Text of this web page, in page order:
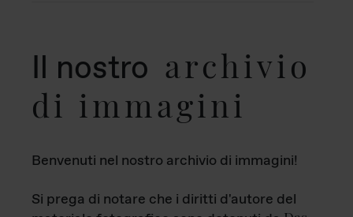
Il nostro archivio
di immagini
Benvenuti nel nostro archivio di immagini!
Si prega di notare che i diritti d'autore del